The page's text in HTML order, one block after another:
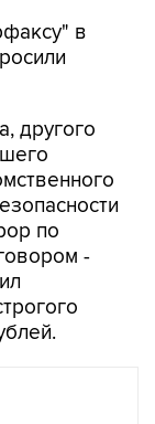
в
другого
по
-